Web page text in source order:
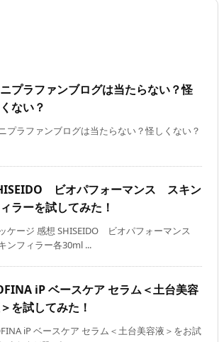
プラファンブログは当たらない？怪
ない？
プラファンブログは当たらない？怪しくない？
ビオパフォーマンス スキン
ラーを試してみた！
ケージ 感想 SHISEIDO ビオパフォーマンス
ンフィラー各30ml ...
iP ベースケア セラム＜土台美容
を試してみた！
iP ベースケア セラム＜土台美容液＞をお試